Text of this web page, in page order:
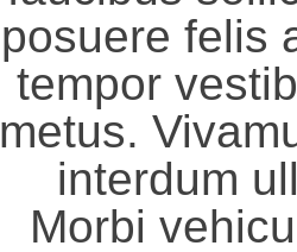
posuere felis
tempor
metus.
interdum
Morbi